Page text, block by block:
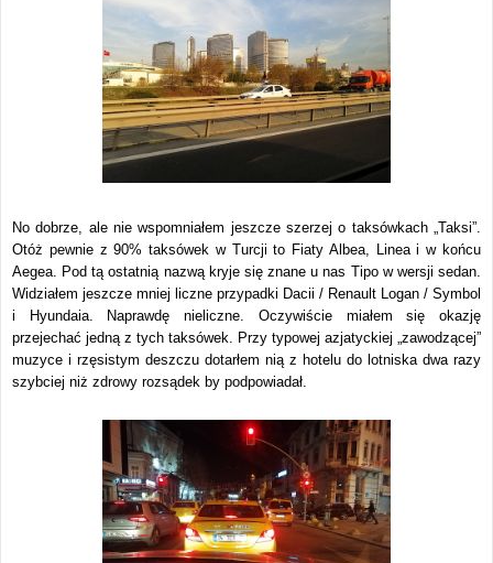
No dobrze, ale nie wspomniałem jeszcze szerzej o taksówkach „Taksi”.
Otóż pewnie z 90% taksówek w Turcji to Fiaty Albea, Linea i w końcu
Aegea. Pod tą ostatnią nazwą kryje się znane u nas Tipo w wersji sedan.
Widziałem jeszcze mniej liczne przypadki Dacii / Renault Logan / Symbol
i Hyundaia. Naprawdę nieliczne. Oczywiście miałem się okazję
przejechać jedną z tych taksówek. Przy typowej azjatyckiej „zawodzącej”
muzyce i rzęsistym deszczu dotarłem nią z hotelu do lotniska dwa razy
szybciej niż zdrowy rozsądek by podpowiadał.